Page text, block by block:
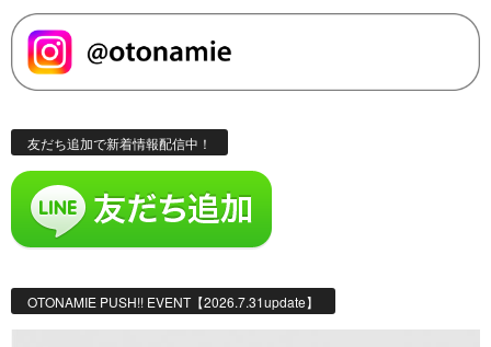
友だち追加で新着情報配信中！
OTONAMIE PUSH!! EVENT【2026.7.31update】